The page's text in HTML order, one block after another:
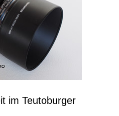
im Teutoburger